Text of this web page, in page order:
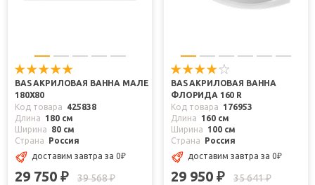
BAS АКРИЛОВАЯ ВАННА МАЛЕ
180Х80
Код товара
425838
Длина
180 см
Ширина
80 см
Страна
Россия
доставим завтра за 0₽
29 750 ₽ 39 568₽
BAS АКРИЛОВАЯ ВАННА
ФЛОРИДА 160 R
Код товара
176953
Длина
160 см
Ширина
100 см
Страна
Россия
доставим завтра за 0₽
29 950 ₽ 35 641₽